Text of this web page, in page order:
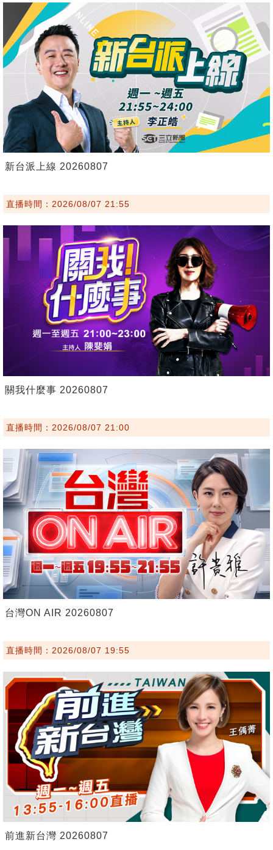
新台派上線 20260807
直播時間：2026/08/07 21:55
關我什麼事 20260807
直播時間：2026/08/07 21:00
台灣ON AIR 20260807
直播時間：2026/08/07 19:55
前進新台灣 20260807